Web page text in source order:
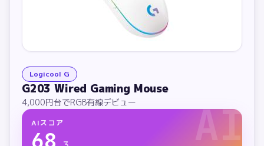
Logicool G
G203 Wired Gaming Mouse
4,000円台でRGB有線デビュー AI
AIスコア